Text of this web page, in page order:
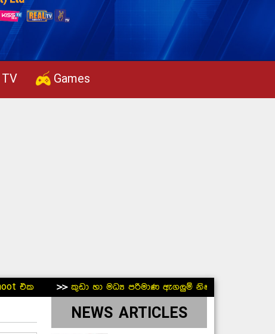
Games
හා මධ්‍ය පරිමාණ ඇගලුම් නිෂ්පාදකයින්ගේ සංගමයේ වෙබ්
NEWS ARTICLES